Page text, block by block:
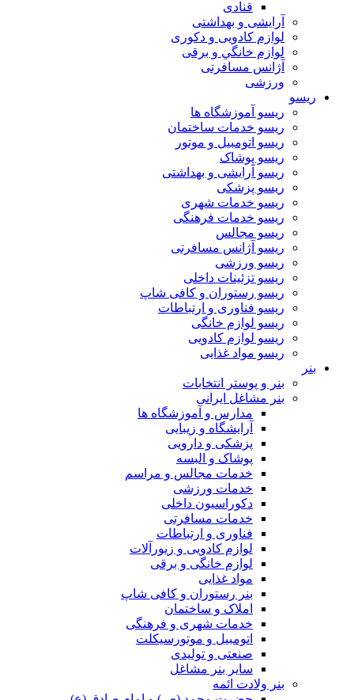
قنادی
آرایشی و بهداشتی
لوازم کادویی و دکوری
لوازم خانگي و برقی
آژانس مسافرتی
ورزشی
ریسو
ریسو آموزشگاه ها
ریسو خدمات ساختمان
ریسو اتومبیل و موتور
ریسو پوشاک
ریسو آرایشی و بهداشتی
ریسو پزشکی
ریسو خدمات شهری
ریسو خدمات فرهنگی
ریسو مجالس
ریسو آژانس مسافرتی
ریسو ورزشی
ریسو تزئینات داخلی
ریسو رستوران و کافی شاپ
ریسو فناوری و ارتباطات
ریسو لوازم خانگی
ریسو لوازم کادویی
ریسو مواد غذایی
بنر
بنر و پوستر انتخابات
بنر مشاغل ایرانی
مدارس و آموزشگاه ها
آرایشگاه و زیبایی
پزشکی و دارویی
پوشاک و البسه
خدمات مجالس و مراسم
خدمات ورزشی
دکوراسیون داخلی
خدمات مسافرتی
فناوری و ارتباطات
لوازم کادویی و زیورآلات
لوازم خانگی و برقی
مواد غذایی
بنر رستوران و کافی شاپ
املاک و ساختمان
خدمات شهری و فرهنگی
اتومبیل و موتورسیکلت
صنعتی و تولیدی
سایر بنر مشاغل
بنر ولادت ائمه